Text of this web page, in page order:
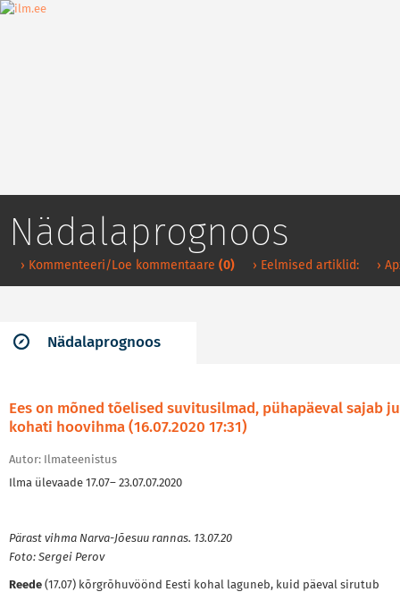
Nädalaprognoos
› Kommenteeri/Loe kommentaare (0) › Eelmised artiklid: ›
Nädalaprognoos
Ees on mõned tõelised suvitusilmad, pühapäeval sajab
kohati hoovihma (16.07.2020 17:31)
Autor: Ilmateenistus
Ilma ülevaade 17.07– 23.07.07.2020
Pärast vihma Narva-Jõesuu rannas. 13.07.20
Foto: Sergei Perov
Reede (17.07) kõrgrõhuvöönd Eesti kohal laguneb, kuid päeval sirutub